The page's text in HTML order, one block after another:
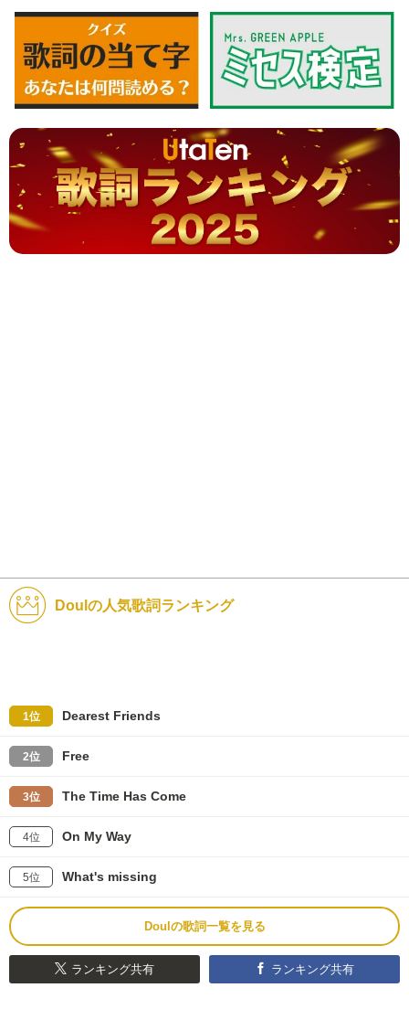
Doulの人気歌詞ランキング
1位 Dearest Friends
2位 Free
3位 The Time Has Come
4位 On My Way
5位 What's missing
Doulの歌詞一覧を見る
ランキング共有 ランキング共有